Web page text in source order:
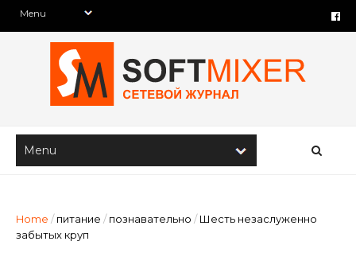
Home / питание / познавательно / Шесть незаслуженно
забытых круп